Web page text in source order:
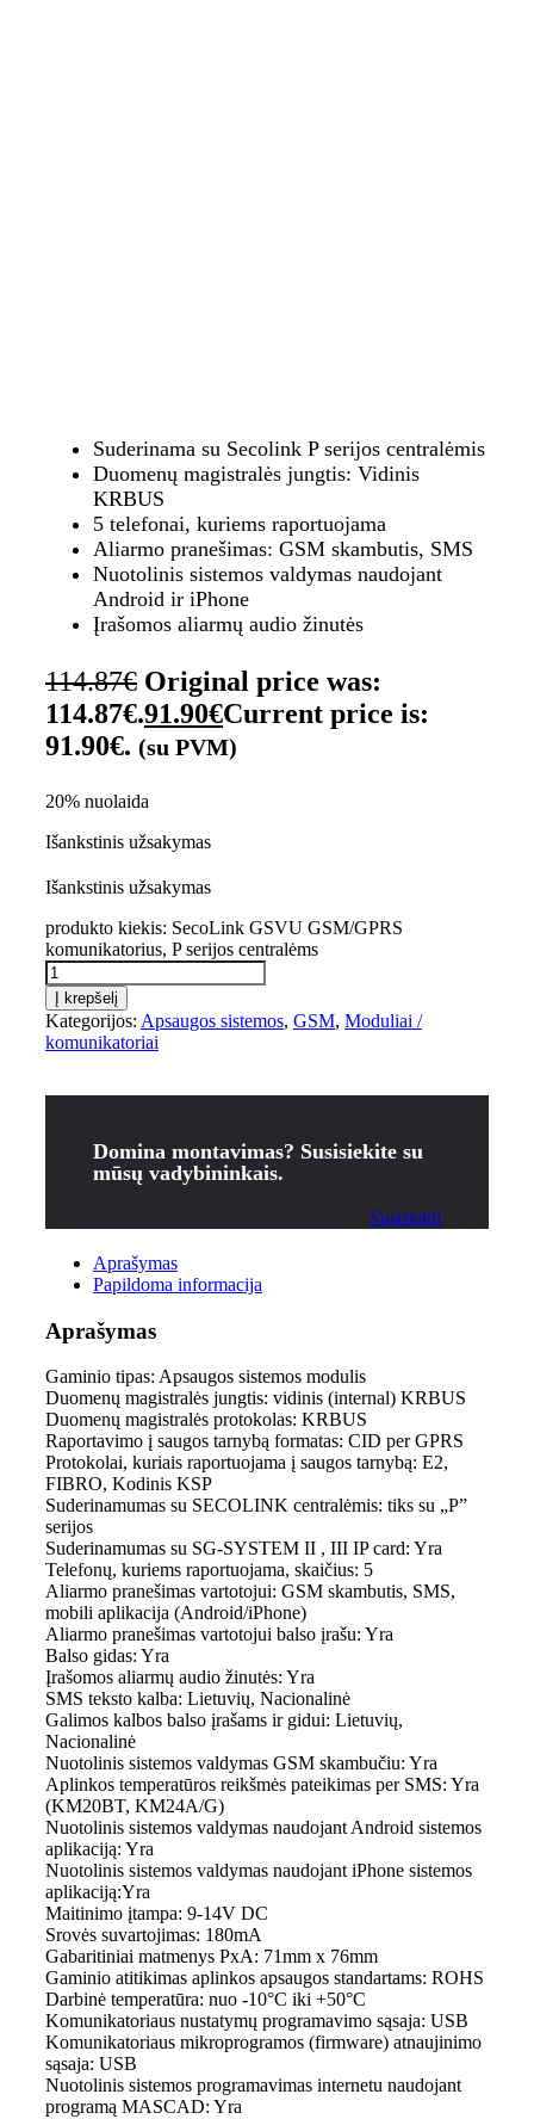
Suderinama su Secolink P serijos centralėmis
Duomenų magistralės jungtis: Vidinis
KRBUS
5 telefonai, kuriems raportuojama
Aliarmo pranešimas: GSM skambutis, SMS
Nuotolinis sistemos valdymas naudojant
Android ir iPhone
Įrašomos aliarmų audio žinutės
114.87€ Original price was:
114.87€.91.90€Current price is:
91.90€. (su PVM)
20% nuolaida
Išankstinis užsakymas
Išankstinis užsakymas
produkto kiekis: SecoLink GSVU GSM/GPRS
komunikatorius, P serijos centralėms
Į krepšelį
Kategorijos: Apsaugos sistemos, GSM, Moduliai /
komunikatoriai
Domina montavimas? Susisiekite su
mūsų vadybininkais.
Susisiekti
Aprašymas
Papildoma informacija
Aprašymas
Gaminio tipas: Apsaugos sistemos modulis
Duomenų magistralės jungtis: vidinis (internal) KRBUS
Duomenų magistralės protokolas: KRBUS
Raportavimo į saugos tarnybą formatas: CID per GPRS
Protokolai, kuriais raportuojama į saugos tarnybą: E2,
FIBRO, Kodinis KSP
Suderinamumas su SECOLINK centralėmis: tiks su „P”
serijos
Suderinamumas su SG-SYSTEM II , III IP card: Yra
Telefonų, kuriems raportuojama, skaičius: 5
Aliarmo pranešimas vartotojui: GSM skambutis, SMS,
mobili aplikacija (Android/iPhone)
Aliarmo pranešimas vartotojui balso įrašu: Yra
Balso gidas: Yra
Įrašomos aliarmų audio žinutės: Yra
SMS teksto kalba: Lietuvių, Nacionalinė
Galimos kalbos balso įrašams ir gidui: Lietuvių,
Nacionalinė
Nuotolinis sistemos valdymas GSM skambučiu: Yra
Aplinkos temperatūros reikšmės pateikimas per SMS: Yra
(KM20BT, KM24A/G)
Nuotolinis sistemos valdymas naudojant Android sistemos
aplikaciją: Yra
Nuotolinis sistemos valdymas naudojant iPhone sistemos
aplikaciją:Yra
Maitinimo įtampa: 9-14V DC
Srovės suvartojimas: 180mA
Gabaritiniai matmenys PxA: 71mm x 76mm
Gaminio atitikimas aplinkos apsaugos standartams: ROHS
Darbinė temperatūra: nuo -10°C iki +50°C
Komunikatoriaus nustatymų programavimo sąsaja: USB
Komunikatoriaus mikroprogramos (firmware) atnaujinimo
sąsaja: USB
Nuotolinis sistemos programavimas internetu naudojant
programą MASCAD: Yra